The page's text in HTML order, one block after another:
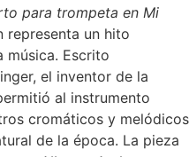
para trompeta en Mi
un hito
música. Escrito
el inventor de la
al instrumento
cromáticos y melódicos
de la época. La pieza